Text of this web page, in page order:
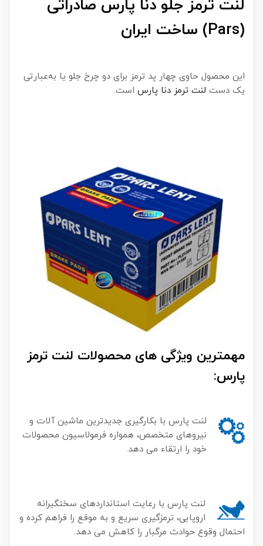
لنت ترمز جلو دنا پارس صادراتی
(Pars) ساخت ایران
این محصول حاوی چهار پد ترمز برای دو چرخ جلو یا به‌عبارتی
یک دست لنت ترمز دنا پارس است.
مهمترین ویژگی های محصولات لنت ترمز
پارس:
لنت پارس با بکارگیری جدیدترین ماشین آلات و
نیروهای متخصص، همواره فرمولاسیون محصولات
خود را ارتقاء می دهد.
لنت پارس با رعایت استانداردهای سختگیرانه
اروپایی، ترمزگیری سریع و به موقع را فراهم کرده و
احتمال وقوع حوادث مرگبار را کاهش می دهد.